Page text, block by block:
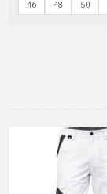
46 48 50